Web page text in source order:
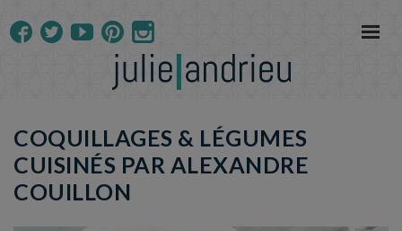
COQUILLAGES & LÉGUMES
CUISINÉS PAR ALEXANDRE
COUILLON